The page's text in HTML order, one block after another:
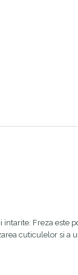
Freza este
cuticulelor si a